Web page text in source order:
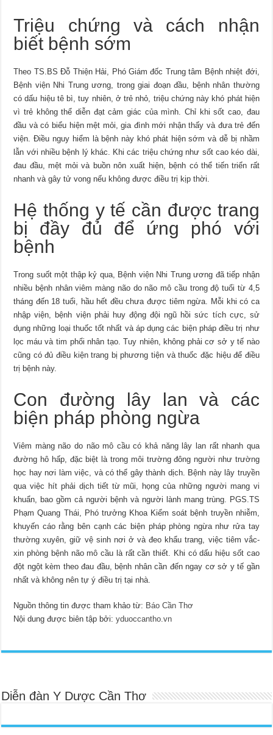
Triệu chứng và cách nhận
biết bệnh sớm
Theo TS.BS Đỗ Thiện Hải, Phó Giám đốc Trung tâm Bệnh nhiệt đới,
Bệnh viện Nhi Trung ương, trong giai đoạn đầu, bệnh nhân thường
có dấu hiệu tê bì, tuy nhiên, ở trẻ nhỏ, triệu chứng này khó phát hiện
vì trẻ không thể diễn đạt cảm giác của mình. Chỉ khi sốt cao, đau
đầu và có biểu hiện mệt mỏi, gia đình mới nhận thấy và đưa trẻ đến
viện. Điều nguy hiểm là bệnh này khó phát hiện sớm và dễ bị nhầm
lẫn với nhiều bệnh lý khác. Khi các triệu chứng như sốt cao kéo dài,
đau đầu, mệt mỏi và buồn nôn xuất hiện, bệnh có thể tiến triển rất
nhanh và gây tử vong nếu không được điều trị kịp thời.
Hệ thống y tế cần được trang
bị đầy đủ để ứng phó với
bệnh
Trong suốt một thập kỷ qua, Bệnh viện Nhi Trung ương đã tiếp nhận
nhiều bệnh nhân viêm màng não do não mô cầu trong độ tuổi từ 4,5
tháng đến 18 tuổi, hầu hết đều chưa được tiêm ngừa. Mỗi khi có ca
nhập viện, bệnh viện phải huy động đội ngũ hồi sức tích cực, sử
dụng những loại thuốc tốt nhất và áp dụng các biện pháp điều trị như
lọc máu và tim phổi nhân tạo. Tuy nhiên, không phải cơ sở y tế nào
cũng có đủ điều kiện trang bị phương tiện và thuốc đặc hiệu để điều
trị bệnh này.
Con đường lây lan và các
biện pháp phòng ngừa
Viêm màng não do não mô cầu có khả năng lây lan rất nhanh qua
đường hô hấp, đặc biệt là trong môi trường đông người như trường
học hay nơi làm việc, và có thể gây thành dịch. Bệnh này lây truyền
qua việc hít phải dịch tiết từ mũi, họng của những người mang vi
khuẩn, bao gồm cả người bệnh và người lành mang trùng. PGS.TS
Phạm Quang Thái, Phó trưởng Khoa Kiểm soát bệnh truyền nhiễm,
khuyến cáo rằng bên cạnh các biện pháp phòng ngừa như rửa tay
thường xuyên, giữ vệ sinh nơi ở và đeo khẩu trang, việc tiêm vắc-
xin phòng bệnh não mô cầu là rất cần thiết. Khi có dấu hiệu sốt cao
đột ngột kèm theo đau đầu, bệnh nhân cần đến ngay cơ sở y tế gần
nhất và không nên tự ý điều trị tại nhà.
Nguồn thông tin được tham khảo từ: Báo Cần Thơ
Nội dung được biên tập bởi:yduoccantho.vn
Diễn đàn Y Dược Cần Thơ